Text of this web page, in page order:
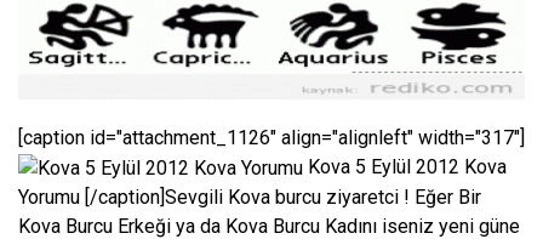
[caption id="attachment_1126" align="alignleft" width="317"]
Kova 5 Eylül 2012 Kova
Yorumu [/caption]Sevgili Kova burcu ziyaretci ! Eğer Bir
Kova Burcu Erkeği ya da Kova Burcu Kadını iseniz yeni güne